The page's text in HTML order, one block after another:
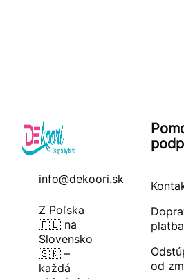
info@dekoori.sk
Z Poľska
🇵🇱 na
Slovensko
🇸🇰 –
každá
platba
od